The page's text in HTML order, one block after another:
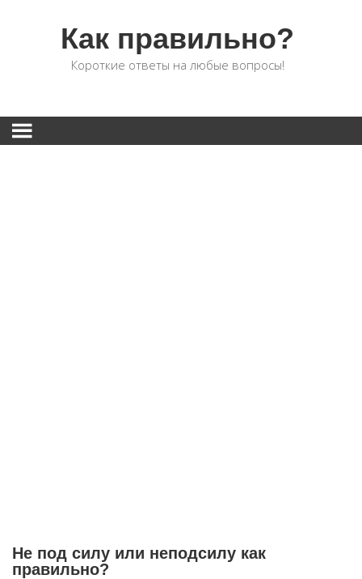
Как правильно?
Короткие ответы на любые вопросы!
Не под силу или неподсилу как
правильно?